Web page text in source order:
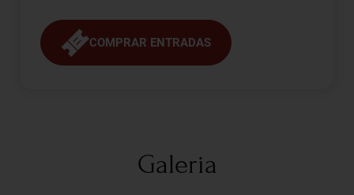
COMPRAR ENTRADAS
Galeria